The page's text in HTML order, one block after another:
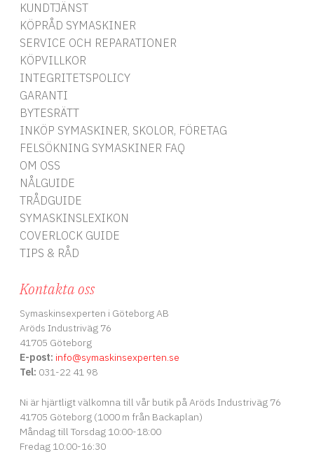
KUNDTJÄNST
KÖPRÅD SYMASKINER
SERVICE OCH REPARATIONER
KÖPVILLKOR
INTEGRITETSPOLICY
GARANTI
BYTESRÄTT
INKÖP SYMASKINER, SKOLOR, FÖRETAG
FELSÖKNING SYMASKINER FAQ
OM OSS
NÅLGUIDE
TRÅDGUIDE
SYMASKINSLEXIKON
COVERLOCK GUIDE
TIPS & RÅD
Kontakta oss
Symaskinsexperten i Göteborg AB
Aröds Industriväg 76
41705 Göteborg
E-post: info@symaskinsexperten.se
Tel: 031-22 41 98
Ni är hjärtligt välkomna till vår butik på Aröds Industriväg 76
41705 Göteborg (1000 m från Backaplan)
Måndag till Torsdag 10:00-18:00
Fredag 10:00-16:30